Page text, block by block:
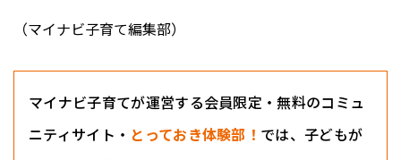
（マイナビ子育て編集部）
マイナビ子育てが運営する会員限定・無料のコミュ
ニティサイト・ とっておき体験部！ では、子どもが